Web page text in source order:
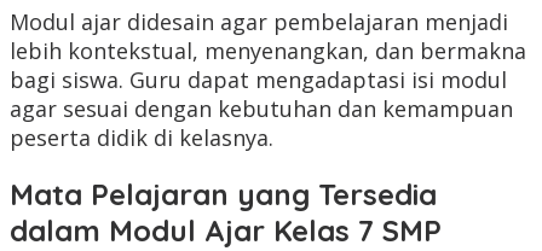
Modul ajar didesain agar pembelajaran menjadi
lebih kontekstual, menyenangkan, dan bermakna
bagi siswa. Guru dapat mengadaptasi isi modul
agar sesuai dengan kebutuhan dan kemampuan
peserta didik di kelasnya.
Mata Pelajaran yang Tersedia
dalam Modul Ajar Kelas 7 SMP